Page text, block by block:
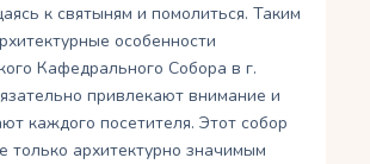
к святыням и помолиться. Таким
особенности
Кафедрального Собора в г.
привлекают внимание и
каждого посетителя. Этот собор
только архитектурно значимым